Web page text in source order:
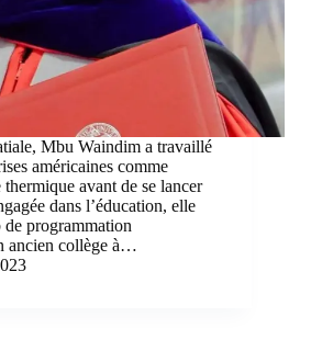
Mbu Waindim a travaillé
américaines comme
avant de se lancer
dans l’éducation, elle
programmation
ancien collège à…